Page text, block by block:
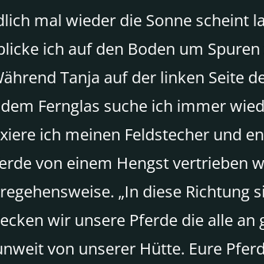
mal wieder die Sonne scheint
ich auf den Boden um
Tanja auf der linken Seite
Fernglas suche ich immer
ich meinen Feldstecher und
von einem Hengst vertrieben
„In diese
wir unsere Pferde die alle
von unserer Hütte. Eure